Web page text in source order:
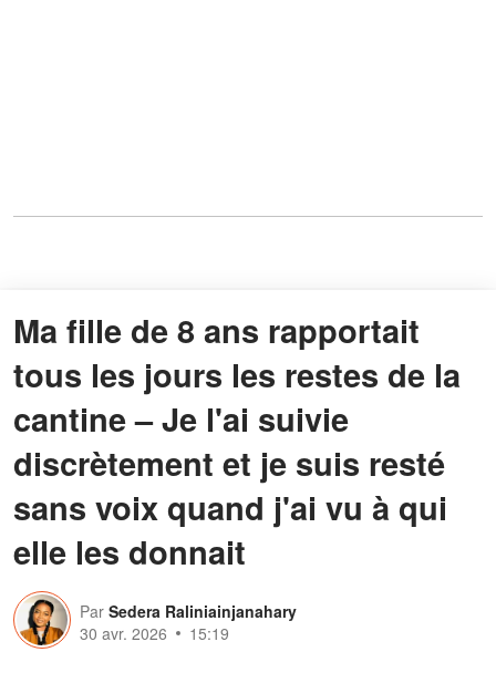
Ma fille de 8 ans rapportait
tous les jours les restes de la
cantine – Je l'ai suivie
discrètement et je suis resté
sans voix quand j'ai vu à qui
elle les donnait
Par Sedera Raliniainjanahary
30 avr. 2026
15:19